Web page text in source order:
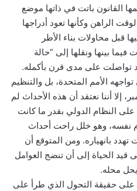
القانون باتت في ذاتها موضع
الراهن وكأنها تعود أدراجها
قبل محاولات بناء الأطر
فيما بينها ونقلها إلى “حالة
تواصلت على مدى قرن بأكمله.
الأمم المتحدة، بل والتنظيم
بعد أحداث 11 سبتمبر، إلا أننا نعتقد أن هذه الأحداث لم
النظام الدولي بقدر ما كانت
نفسه، وهو خلل راحت أحداث
بانهياره. ومن المتوقع أن
قيد الحياة إلى أن تنضج العوامل
يحل محله.
على حقيقة التحول الذي طرأ على